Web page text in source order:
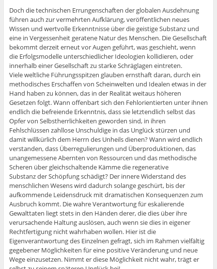
Doch die technischen Errungenschaften der globalen Ausdehnung
führen auch zur vermehrten Aufklärung, veröffentlichen neues
Wissen und wertvolle Erkenntnisse über die geistige Substanz und
eine in Vergessenheit geratene Natur des Menschen. Die Gesellschaft
bekommt derzeit erneut vor Augen geführt, was geschieht, wenn
die Erfolgsmodelle unterschiedlicher Ideologien kollidieren, oder
innerhalb einer Gesellschaft zu starke Schräglagen eintreten.
Viele weltliche Führungsspitzen glauben ernsthaft daran, durch ein
methodisches Erschaffen von Scheinwelten und Idealen etwas in der
Hand haben zu können, das in der Realität weitaus höheren
Gesetzen folgt. Wann offenbart sich den Fehlorientierten unter ihnen
endlich die befreiende Erkenntnis, dass sie letztendlich selbst das
Opfer von Selbstherrlichkeiten geworden sind, in ihren
Fehlschlüssen zahllose Unschuldige in das Unglück stürzen und
damit willkürlich dem Herrn des Unheils dienen? Wann wird endlich
verstanden, dass Überregulierungen und Überproduktionen, das
unangemessene Abernten von Ressourcen und das methodische
Scheren über gleichschaltende Kämme die regenerative
Substanz der Schöpfung schädigt? Der innere Widerstand des
menschlichen Wesens wird dadurch solange geschürt, bis der
aufkommende Leidensdruck mit dramatischen Konsequenzen zum
Ausbruch kommt. Die wahre Verantwortung für eskalierende
Gewalttaten liegt stets in den Händen derer, die dies über ihre
verursachende Haltung auslösen, auch wenn sie dies in eigener
Rechtfertigung nicht wahrhaben wollen. Hier ist die
Eigenverantwortung des Einzelnen gefragt, sich im Rahmen vielfältig
gegebener Möglichkeiten für eine positive Veränderung und neue
Wege einzusetzen. Nimmt er diese Möglichkeit nicht wahr, trägt er